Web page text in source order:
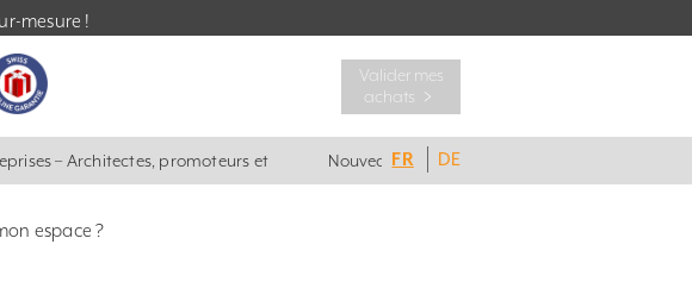
mesure !
Valider mes
achats ﹥
– Architectes, promoteurs et Nouveautés
FR DE
espace ?